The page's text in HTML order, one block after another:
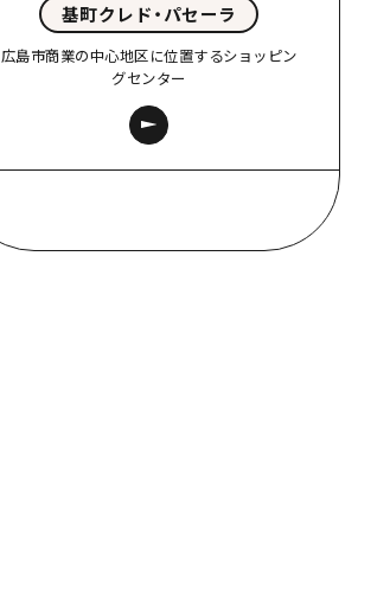
基町クレド・パセーラ
広島市商業の中心地区に位置するショッピン
グセンター